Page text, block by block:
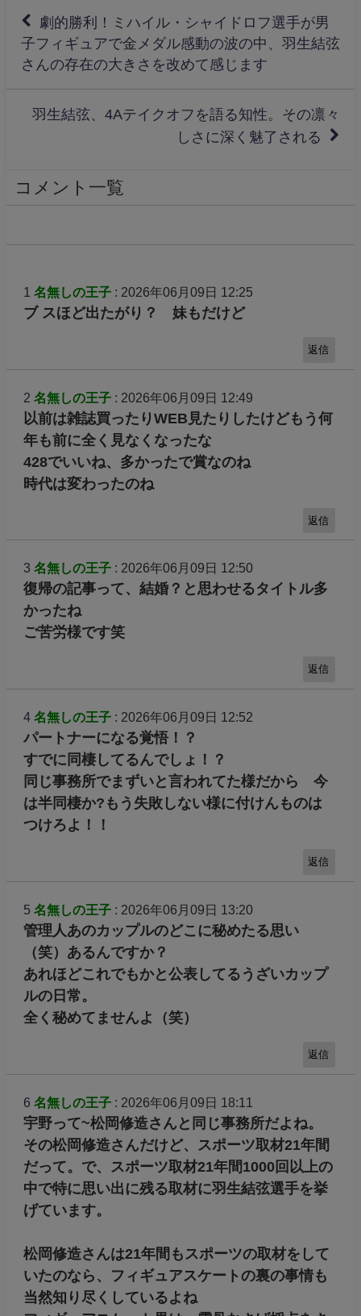
劇的勝利！ミハイル・シャイドロフ選手が男
子フィギュアで金メダル感動の波の中、羽生結弦
さんの存在の大きさを改めて感じます
羽生結弦、4Aテイクオフを語る知性。その凛々
しさに深く魅了される
コメント一覧
1 名無しの王子: 2026年06月09日 12:25
ブ スほど出たがり？ 妹もだけど
返信
2 名無しの王子: 2026年06月09日 12:49
以前は雑誌買ったりWEB見たりしたけどもう何
年も前に全く見なくなったな
428でいいね、多かったで賞なのね
時代は変わったのね
返信
3 名無しの王子: 2026年06月09日 12:50
復帰の記事って、結婚？と思わせるタイトル多
かったね
ご苦労様です笑
返信
4 名無しの王子: 2026年06月09日 12:52
パートナーになる覚悟！？
すでに同棲してるんでしょ！？
同じ事務所でまずいと言われてた様だから 今
は半同棲か?もう失敗しない様に付けんものは
つけろよ！！
返信
5 名無しの王子: 2026年06月09日 13:20
管理人あのカップルのどこに秘めたる思い
（笑）あるんですか？
あれほどこれでもかと公表してるうざいカップ
ルの日常。
全く秘めてませんよ（笑）
返信
6 名無しの王子: 2026年06月09日 18:11
宇野って~松岡修造さんと同じ事務所だよね。
その松岡修造さんだけど、スポーツ取材21年間
だって。で、スポーツ取材21年間1000回以上の
中で特に思い出に残る取材に羽生結弦選手を挙
げています。
松岡修造さんは21年間もスポーツの取材をして
いたのなら、フィギュアスケートの裏の事情も
当然知り尽くしているよね